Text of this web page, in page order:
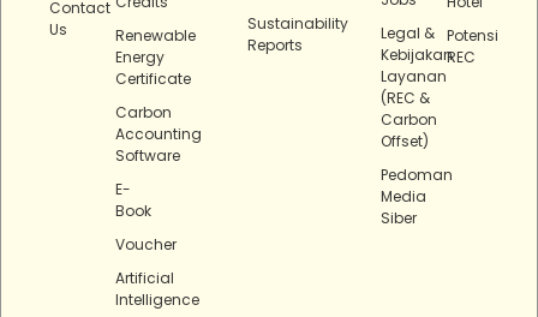
Contact
Us
Renewable
Energy
Certificate
Carbon
Accounting
Software
E-
Book
Voucher
Artificial
Intelligence
Sustainability
Reports
Legal &
Kebijakan
Layanan
(REC &
Carbon
Offset)
Pedoman
Media
Siber
Potensi
REC